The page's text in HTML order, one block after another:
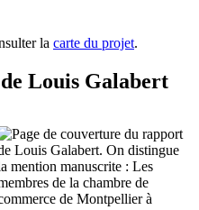
la carte du projet.
Louis Galabert